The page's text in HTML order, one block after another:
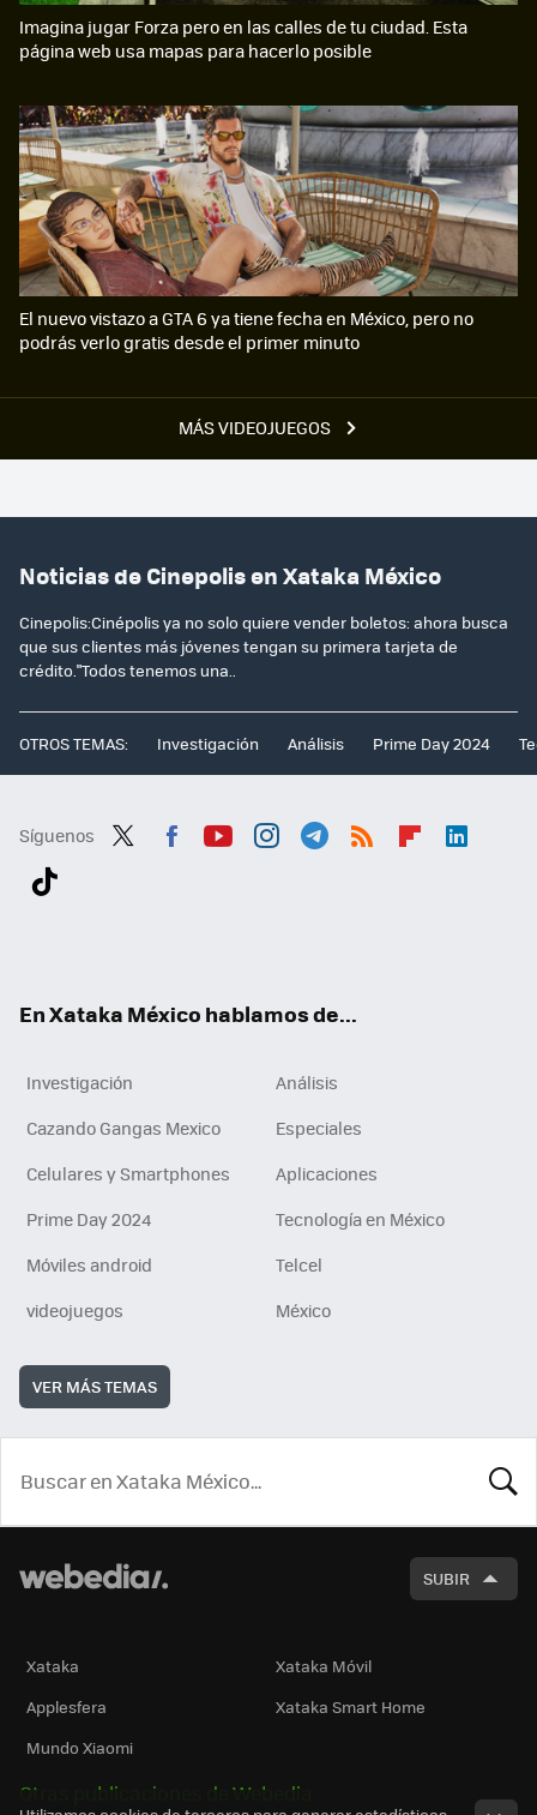
MÁS VIDEOJUEGOS
Imagina jugar Forza pero en las calles de tu ciudad. Esta
página web usa mapas para hacerlo posible
El nuevo vistazo a GTA 6 ya tiene fecha en México, pero no
podrás verlo gratis desde el primer minuto
Noticias de Cinepolis en Xataka México
Cinepolis:Cinépolis ya no solo quiere vender boletos: ahora busca
que sus clientes más jóvenes tengan su primera tarjeta de
crédito."Todos tenemos una..
OTROS TEMAS: Investigación Análisis Prime Day 2024
Síguenos
En Xataka México hablamos de...
Investigación
Análisis
Cazando Gangas Mexico
Especiales
Celulares y Smartphones
Aplicaciones
Prime Day 2024
Tecnología en México
Móviles android
Telcel
videojuegos
México
VER MÁS TEMAS
SUBIR
Xataka
Xataka Móvil
Applesfera
Xataka Smart Home
Mundo Xiaomi
Otras publicaciones de Webedia